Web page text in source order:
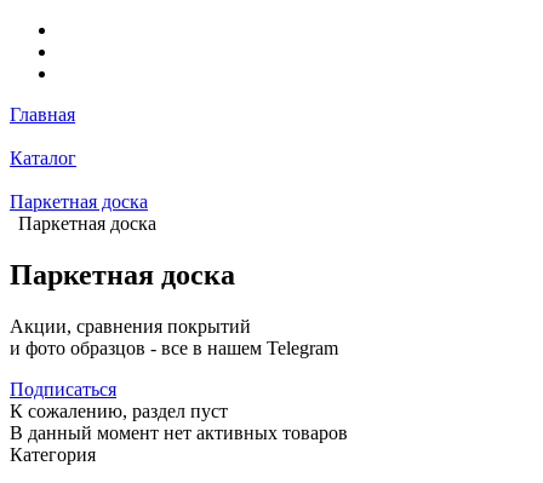
Главная
Каталог
Паркетная доска
Паркетная доска
Паркетная доска
Акции, сравнения покрытий
и фото образцов - все в нашем Telegram
Подписаться
К сожалению, раздел пуст
В данный момент нет активных товаров
Категория